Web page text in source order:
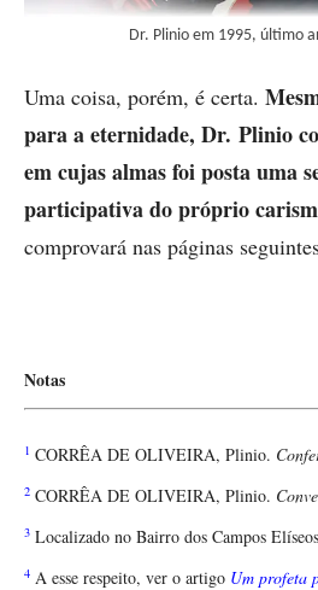
Dr. Plinio em 1995, último
Uma coisa, porém, é certa.
para a eternidade, Dr. Plinio
em cujas almas foi posta uma
participativa do próprio
comprovará nas páginas
Notas
1 CORRÊA DE OLIVEIRA, Plinio.
2 CORRÊA DE OLIVEIRA, Plinio.
3 Localizado no Bairro dos Campos
4 A esse respeito, ver o artigo Um profeta